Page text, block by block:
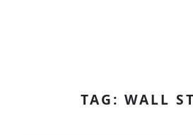
TAG: WALL